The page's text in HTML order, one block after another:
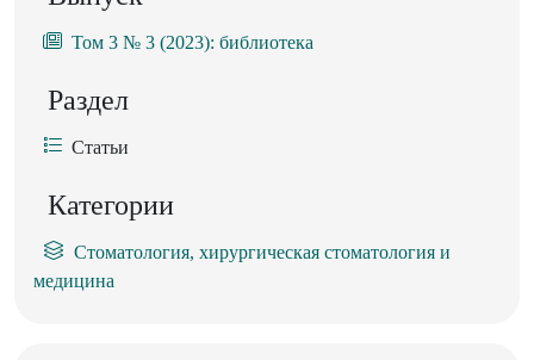
Том 3 № 3 (2023): библиотека
Раздел
Статьи
Категории
Стоматология, хирургическая стоматология и
медицина